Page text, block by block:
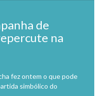
de
na
fez ontem o que pode
simbólico do